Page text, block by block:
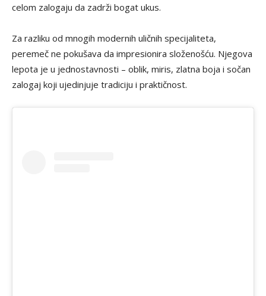
celom zalogaju da zadrži bogat ukus.
Za razliku od mnogih modernih uličnih specijaliteta,
peremeč ne pokušava da impresionira složenošću. Njegova
lepota je u jednostavnosti – oblik, miris, zlatna boja i sočan
zalogaj koji ujedinjuje tradiciju i praktičnost.